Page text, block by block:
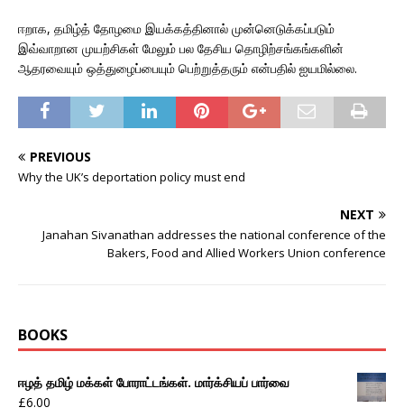
ஈறாக, தமிழ்த் தோழமை இயக்கத்தினால் முன்னெடுக்கப்படும்
இவ்வாறான முயற்சிகள் மேலும் பல தேசிய தொழிற்சங்கங்களின்
ஆதரவையும் ஒத்துழைப்பையும் பெற்றுத்தரும் என்பதில் ஐயமில்லை.
PREVIOUS
Why the UK’s deportation policy must end
NEXT
Janahan Sivanathan addresses the national conference of the
Bakers, Food and Allied Workers Union conference
BOOKS
ஈழத் தமிழ் மக்கள் போராட்டங்கள். மார்க்சியப் பார்வை
£6.00